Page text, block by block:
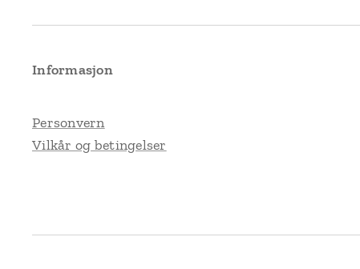
Informasjon
Personvern
Vilkår og betingelser